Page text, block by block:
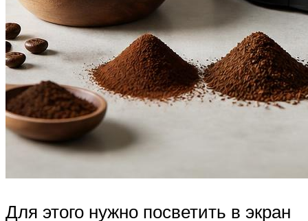
Для этого нужно посветить в экран